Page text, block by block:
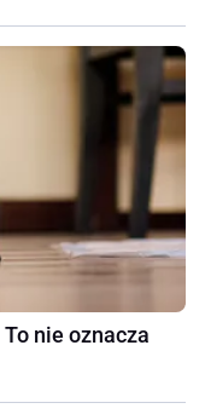
nie oznacza